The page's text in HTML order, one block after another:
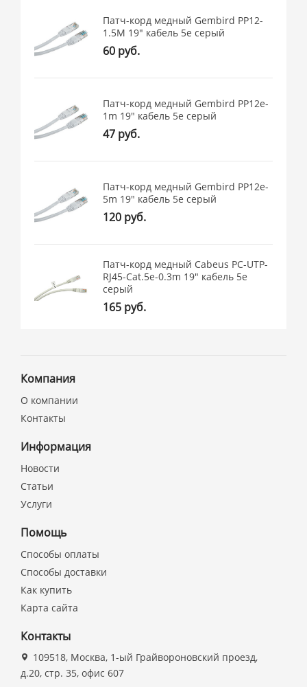
Патч-корд медный Gembird PP12-
1.5M 19" кабель 5e серый
60 руб.
Патч-корд медный Gembird PP12e-
1m 19" кабель 5e серый
47 руб.
Патч-корд медный Gembird PP12e-
5m 19" кабель 5e серый
120 руб.
Патч-корд медный Cabeus PC-UTP-
RJ45-Cat.5e-0.3m 19" кабель 5e
серый
165 руб.
Компания
О компании
Контакты
Информация
Новости
Статьи
Услуги
Помощь
Способы оплаты
Способы доставки
Как купить
Карта сайта
Контакты
109518, Москва, 1-ый Грайвороновский проезд,
д.20, стр. 35, офис 607